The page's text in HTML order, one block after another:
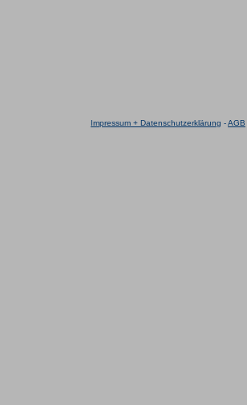
Impressum + Datenschutzerklärung -AGB